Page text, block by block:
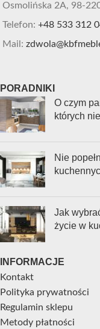
Osmolińska 2A, 98-
Telefon: +48 533 312
Mail:
PORADNIKI
O czym
których
Nie
Jak
życie w
INFORMACJE
Kontakt
Polityka prywatności
Regulamin sklepu
Metody płatności